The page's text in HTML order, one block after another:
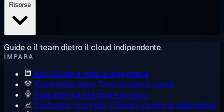
Guide e il team dietro il cloud indipendente.
IMPARA
Blog Guide e note di ingegneria
Knowledge base Tutorial passo passo
Sala stampaStampa e annunci
Confronta i provider Cloudzy contro le alternative